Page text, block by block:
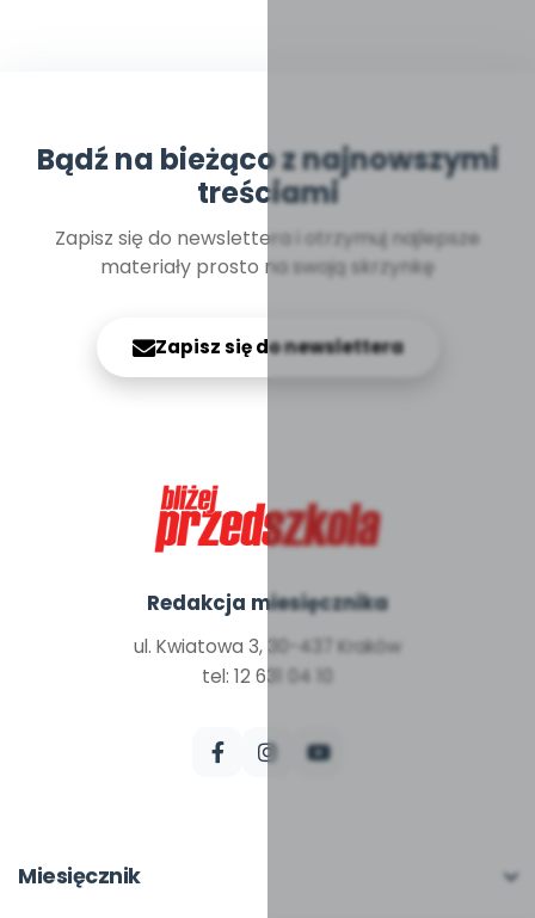
Bądź na bieżąco z najnowszymi
treściami
Zapisz się do newslettera i otrzymuj najlepsze
materiały prosto na swoją skrzynkę
Zapisz się do newslettera
Redakcja miesięcznika
ul. Kwiatowa 3, 30-437 Kraków
tel: 12 631 04 10
Miesięcznik